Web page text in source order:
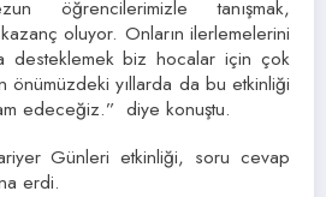
öğrencilerimizle tanışmak,
oluyor. Onların ilerlemelerini
desteklemek biz hocalar için çok
yıllarda da bu etkinliği
edeceğiz.” diye konuştu.
Günleri etkinliği, soru cevap
erdi.